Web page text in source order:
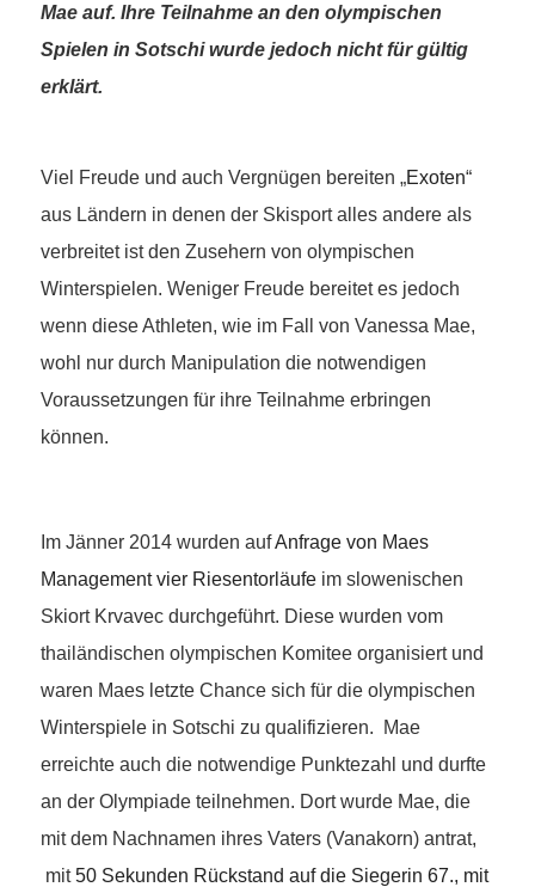
Mae auf. Ihre Teilnahme an den olympischen
Spielen in Sotschi wurde jedoch nicht für gültig
erklärt.
Viel Freude und auch Vergnügen bereiten „Exoten“
aus Ländern in denen der Skisport alles andere als
verbreitet ist den Zusehern von olympischen
Winterspielen. Weniger Freude bereitet es jedoch
wenn diese Athleten, wie im Fall von Vanessa Mae,
wohl nur durch Manipulation die notwendigen
Voraussetzungen für ihre Teilnahme erbringen
können.
Im Jänner 2014 wurden aufAnfrage von Maes
Management vier Riesentorläufeim slowenischen
Skiort Krvavec durchgeführt. Diese wurden vom
thailändischen olympischen Komitee organisiert und
waren Maes letzte Chance sich für die olympischen
Winterspiele in Sotschi zu qualifizieren. Mae
erreichte auch die notwendige Punktezahl und durfte
an der Olympiade teilnehmen. Dort wurde Mae, die
mit dem Nachnamen ihres Vaters (Vanakorn) antrat,
mit50 Sekunden Rückstand auf die Siegerin 67., mit